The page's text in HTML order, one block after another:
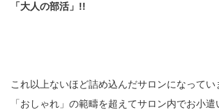
「大人の部活」!!
これ以上ないほど詰め込んだサロンになってい
「おしゃれ」の範疇を超えてサロン内でお小遣